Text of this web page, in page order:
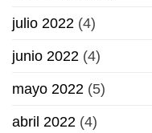
julio 2022 (4)
junio 2022 (4)
mayo 2022 (5)
abril 2022 (4)